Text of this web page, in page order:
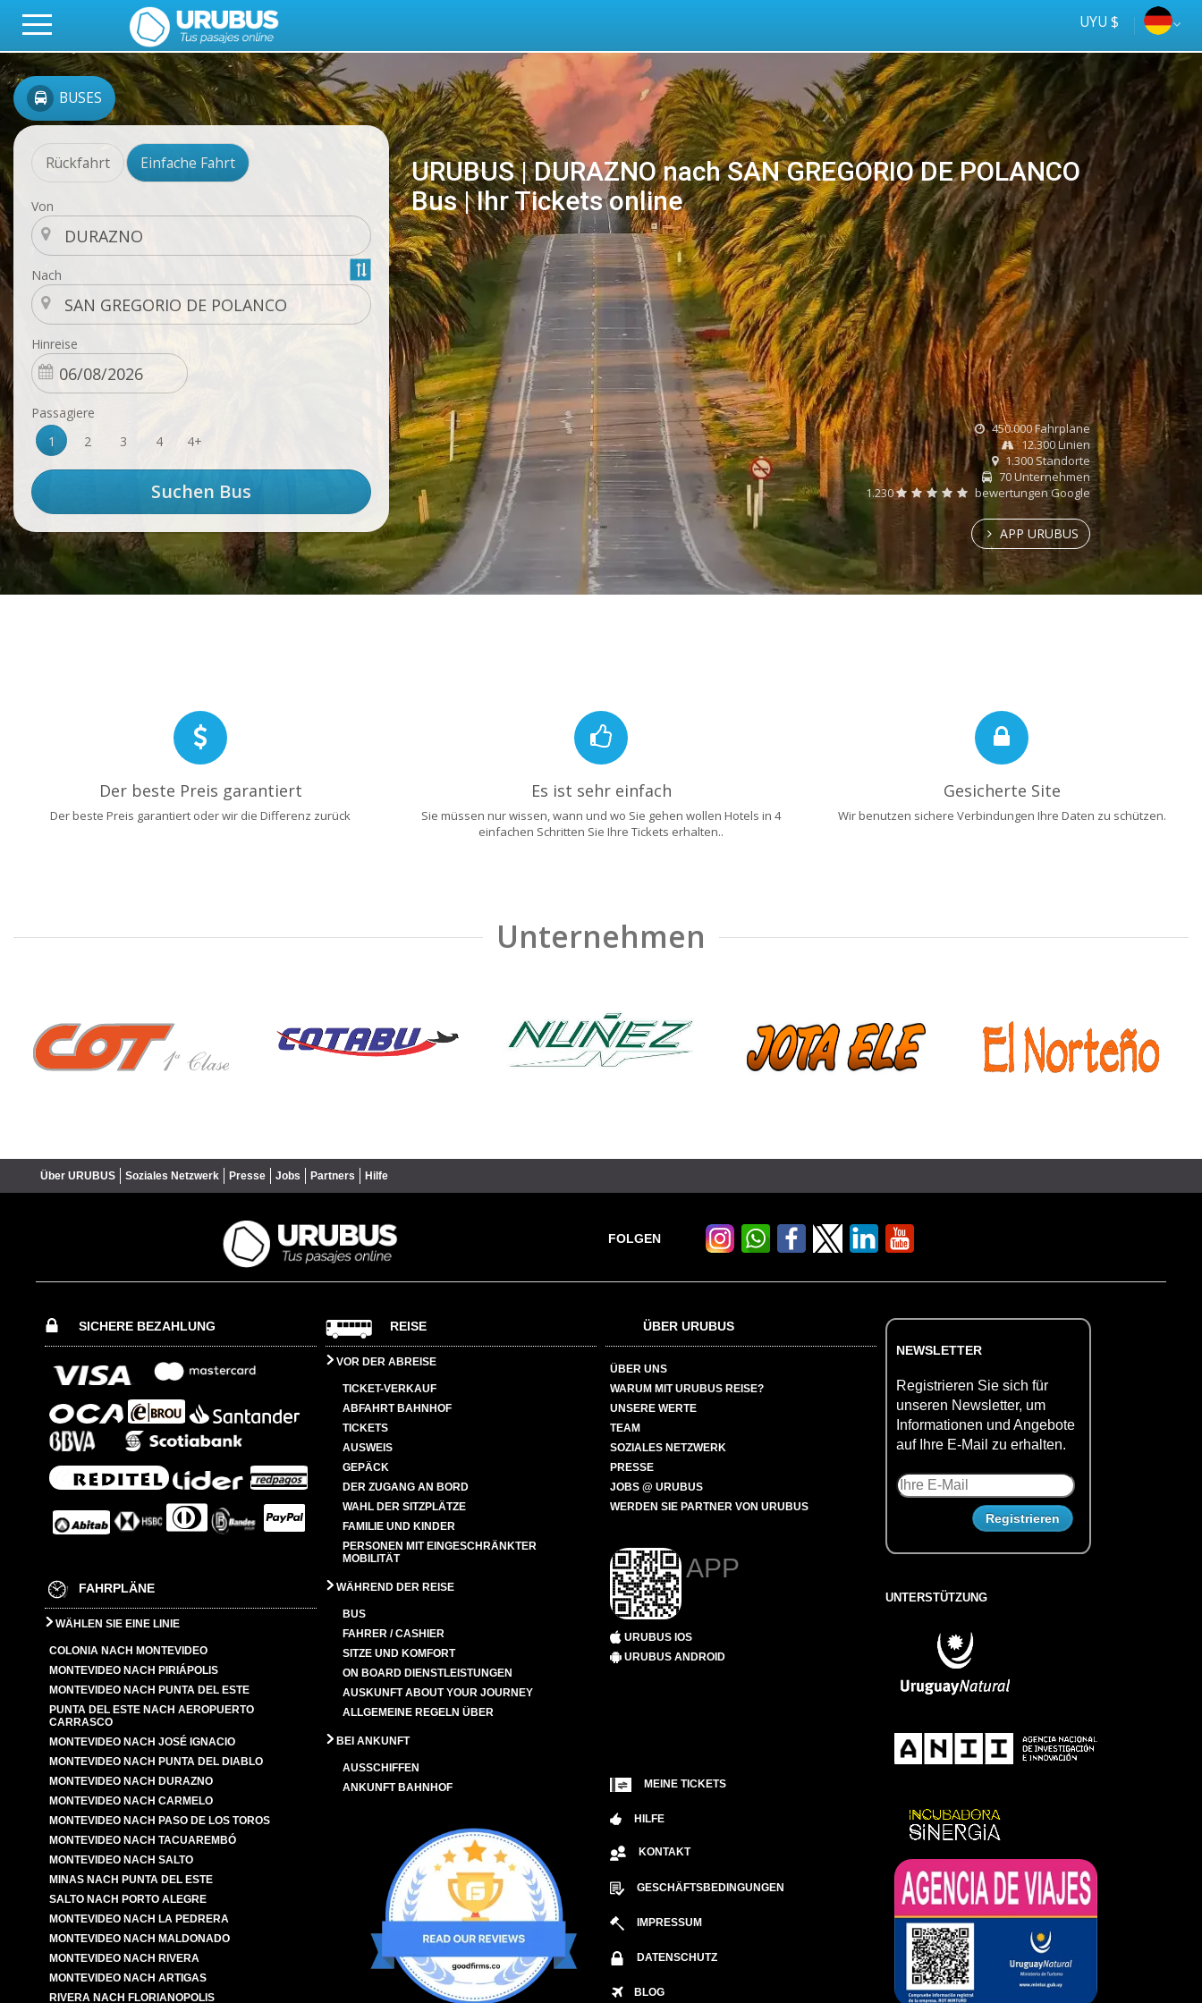
UYU $
BUSES
Rückfahrt Einfache Fahrt
Von
Nach
Hinreise
Passagiere
1
2 3 4 4+
URUBUS | DURAZNO nach SAN GREGORIO DE POLANCO
Bus | Ihr Tickets online
online
Más rápido
450.000 Fahrpläne
12.300 Linien
1.300 Standorte
70 Unternehmen
1.230
bewertungen Google
APP URUBUS
Der beste Preis garantiert
Der beste Preis garantiert oder wir die Differenz zurück
Es ist sehr einfach
Sie müssen nur wissen, wann und wo Sie gehen wollen Hotels in 4
einfachen Schritten Sie Ihre Tickets erhalten..
Gesicherte Site
Wir benutzen sichere Verbindungen Ihre Daten zu schützen.
Unternehmen
Über URUBUS Soziales Netzwerk Presse Jobs Partners Hilfe
FOLGEN
SICHERE BEZAHLUNG
FAHRPLÄNE
WÄHLEN SIE EINE LINIE
COLONIA NACH MONTEVIDEO
MONTEVIDEO NACH PIRIÁPOLIS
MONTEVIDEO NACH PUNTA DEL ESTE
PUNTA DEL ESTE NACH AEROPUERTO
CARRASCO
MONTEVIDEO NACH JOSÉ IGNACIO
MONTEVIDEO NACH PUNTA DEL DIABLO
MONTEVIDEO NACH DURAZNO
MONTEVIDEO NACH CARMELO
MONTEVIDEO NACH PASO DE LOS TOROS
MONTEVIDEO NACH TACUAREMBÓ
MONTEVIDEO NACH SALTO
MINAS NACH PUNTA DEL ESTE
SALTO NACH PORTO ALEGRE
MONTEVIDEO NACH LA PEDRERA
MONTEVIDEO NACH MALDONADO
MONTEVIDEO NACH RIVERA
MONTEVIDEO NACH ARTIGAS
RIVERA NACH FLORIANOPOLIS
REISE
VOR DER ABREISE
TICKET-VERKAUF
ABFAHRT BAHNHOF
TICKETS
AUSWEIS
GEPÄCK
DER ZUGANG AN BORD
WAHL DER SITZPLÄTZE
FAMILIE UND KINDER
PERSONEN MIT EINGESCHRÄNKTER
MOBILITÄT
WÄHREND DER REISE
BUS
FAHRER / CASHIER
SITZE UND KOMFORT
ON BOARD DIENSTLEISTUNGEN
AUSKUNFT ABOUT YOUR JOURNEY
ALLGEMEINE REGELN ÜBER
BEI ANKUNFT
AUSSCHIFFEN
ANKUNFT BAHNHOF
ÜBER URUBUS
ÜBER UNS
WARUM MIT URUBUS REISE?
UNSERE WERTE
TEAM
SOZIALES NETZWERK
PRESSE
JOBS @ URUBUS
WERDEN SIE PARTNER VON URUBUS
APP
URUBUS IOS
URUBUS ANDROID
MEINE TICKETS
HILFE
KONTAKT
GESCHÄFTSBEDINGUNGEN
IMPRESSUM
DATENSCHUTZ
BLOG
NEWSLETTER
Registrieren Sie sich für
unseren Newsletter, um
Informationen und Angebote
auf Ihre E-Mail zu erhalten.
UNTERSTÜTZUNG